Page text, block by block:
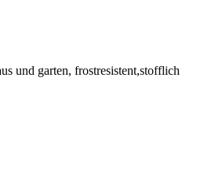
und garten, frostresistent,stofflich